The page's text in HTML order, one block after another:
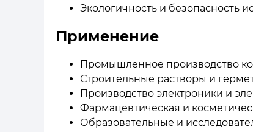
Экологичность и безопасность
Применение
Промышленное производство
Строительные растворы и
Производство электроники и
Фармацевтическая и
Образовательные и